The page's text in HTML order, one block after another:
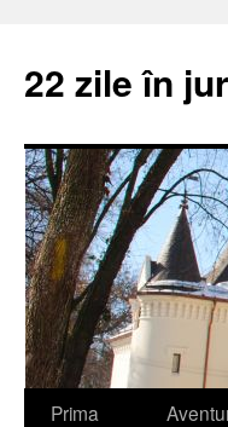
22 zile în
Prima